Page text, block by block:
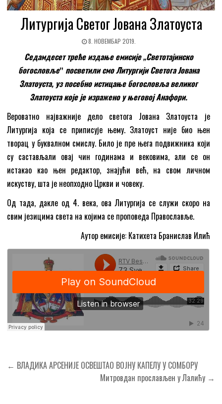
Литургија Светог Јована Златоуста
8. НОВЕМБАР 2019.
Седамдесет треће издање емисије „Светотајинско
богословљеˮ посветили смо Литургији Светогa Јована
Златоуста, уз посебно истицање богословља великог
Златоуста које је изражено у његовој Анафори.
Вероватно најважније дело светога Јована Златоуста је
Литургија која се приписује њему. Златоуст није био њен
творац у буквалном смислу. Било је пре њега подвижника који
су састављали овај чин годинама и вековима, али се он
истакао као њен редактор, знајући већ, на свом личном
искуству, шта је неопходно Цркви и човеку.
Од тада, дакле од 4. века, ова Литургија се служи скоро на
свим језицима света на којима се проповеда Православље.
Аутор емисије: Катихета Бранислав Илић
Кретање
← ВЛАДИКА АРСЕНИЈЕ ОСВЕШТАО ВОЈНУ КАПЕЛУ У СОМБОРУ
Митровдан прослављен у Лалићу →